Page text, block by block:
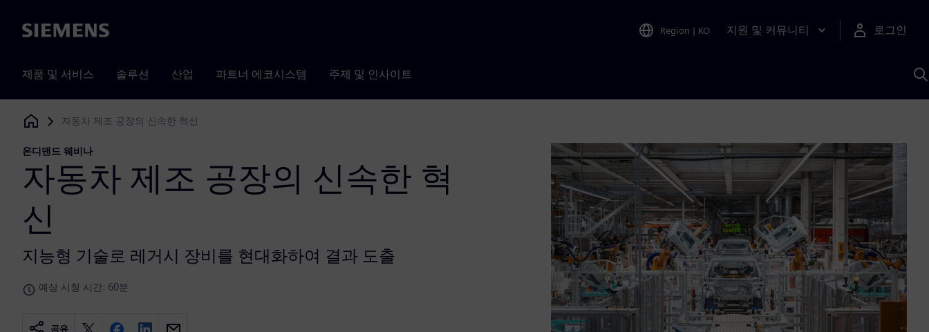
Siemens Region | KO 지원 및 커뮤니티 로그인
제품 및 서비스 솔루션 산업 파트너 에코시스템 주제 및 인사이트
Siemens Digital Industries Software
자동차 제조 공장의 신속한 혁신
온디맨드 웨비나
자동차 제조 공장의 신속한 혁
신
지능형 기술로 레거시 장비를 현대화하여 결과 도출
예상 시청 시간: 60분
공유